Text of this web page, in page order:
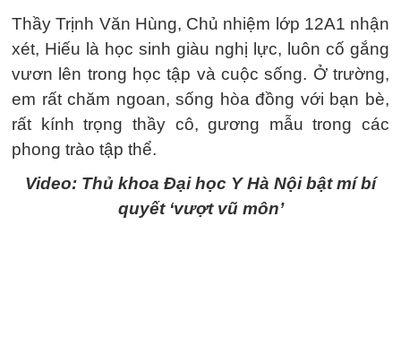
Thầy Trịnh Văn Hùng, Chủ nhiệm lớp 12A1 nhận
xét, Hiếu là học sinh giàu nghị lực, luôn cố gắng
vươn lên trong học tập và cuộc sống. Ở trường,
em rất chăm ngoan, sống hòa đồng với bạn bè,
rất kính trọng thầy cô, gương mẫu trong các
phong trào tập thể.
Video: Thủ khoa Đại học Y Hà Nội bật mí bí
quyết ‘vượt vũ môn’